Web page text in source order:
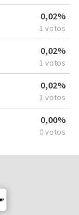
0,02%
1 votos
0,02%
1 votos
0,02%
1 votos
0,00%
0 votos